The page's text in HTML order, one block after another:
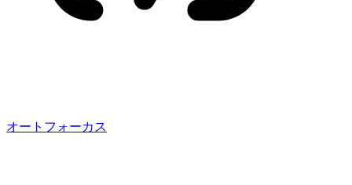
オートフォーカス